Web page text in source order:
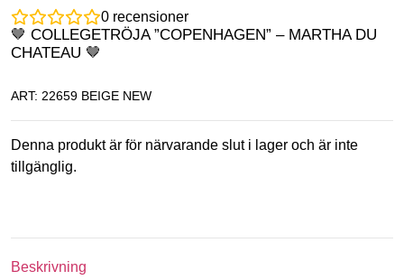
0 recensioner
🤎 COLLEGETRÖJA ”COPENHAGEN” – MARTHA DU
CHATEAU 🤎
ART: 22659 BEIGE NEW
Denna produkt är för närvarande slut i lager och är inte
tillgänglig.
Beskrivning